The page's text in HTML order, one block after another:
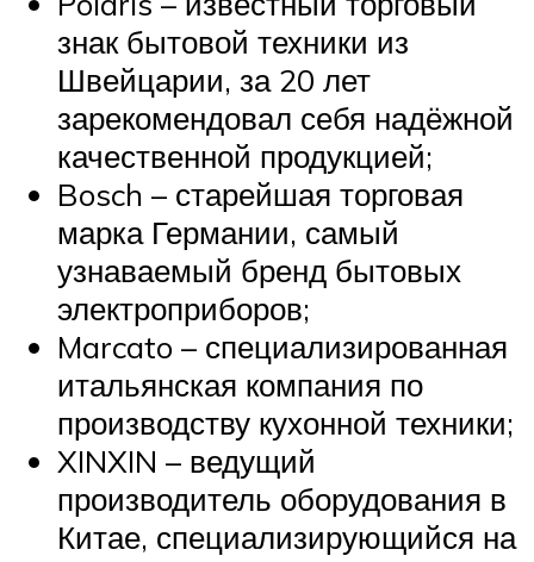
знак бытовой техники из
Швейцарии, за 20 лет
зарекомендовал себя надёжной
качественной продукцией;
Bosch – старейшая торговая
марка Германии, самый
узнаваемый бренд бытовых
электроприборов;
Marcato – специализированная
итальянская компания по
производству кухонной техники;
XINXIN – ведущий
производитель оборудования в
Китае, специализирующийся на